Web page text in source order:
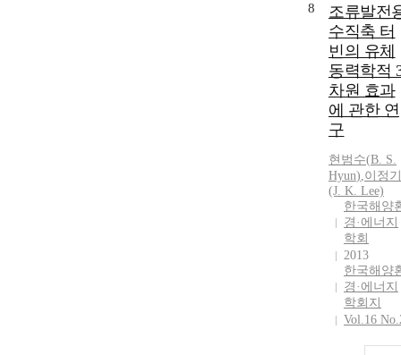
8
조류발전
수직축 터
빈의 유체
동력학적
차원 효과
에 관한 연
구
현범수(B. S.
Hyun),이정기
(J. K. Lee)
한국해양
경·에너지
학회
2013
한국해양
경·에너지
학회지
Vol.16